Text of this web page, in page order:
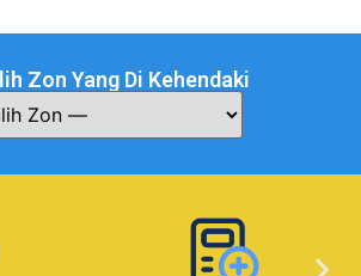
Zon Yang Di Kehendaki